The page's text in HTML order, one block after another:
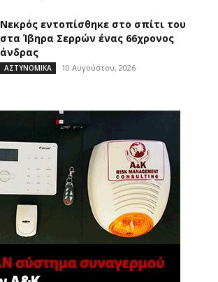
Νεκρός εντοπίσθηκε στο σπίτι του
στα Ίβηρα Σερρών ένας 66χρονος
άνδρας
ΑΣΤΥΝΟΜΙΚΑ 10 Αυγούστου, 2026